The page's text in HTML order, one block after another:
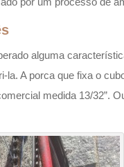
não comercial porca
porca é essa?